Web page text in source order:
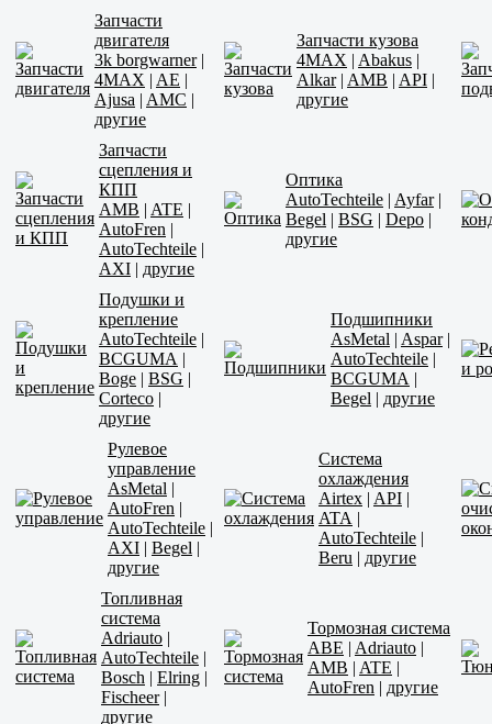
Запчасти
двигателя
3k borgwarner|
4MAX | AE |
Ajusa | AMC |
другие
Запчасти кузова
4MAX | Abakus |
Alkar| AMB | API |
другие
Запчасти
сцепления и
КПП
AMB | ATE |
AutoFren |
AutoTechteile |
AXI | другие
Оптика
AutoTechteile | Ayfar|
Begel | BSG | Depo |
другие
Подушки и
крепление
AutoTechteile |
BCGUMA |
Boge | BSG |
Corteco |
другие
Подшипники
AsMetal | Aspar|
AutoTechteile |
BCGUMA |
Begel | другие
Рулевое
управление
AsMetal |
AutoFren |
AutoTechteile |
AXI | Begel |
другие
Система
охлаждения
Airtex | API |
ATA |
AutoTechteile |
Beru | другие
Топливная
система
Adriauto |
AutoTechteile |
Bosch | Elring |
Fischeer|
другие
Тормозная система
ABE | Adriauto |
AMB | ATE |
AutoFren | другие